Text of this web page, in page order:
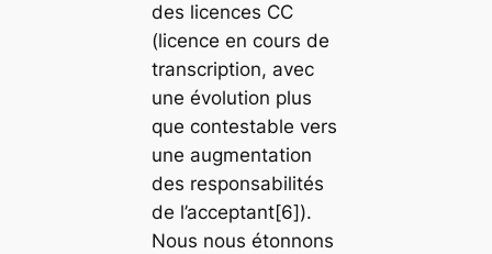
des licences CC
(licence en cours de
transcription, avec
une évolution plus
que contestable vers
une augmentation
des responsabilités
de l’acceptant[6]).
Nous nous étonnons